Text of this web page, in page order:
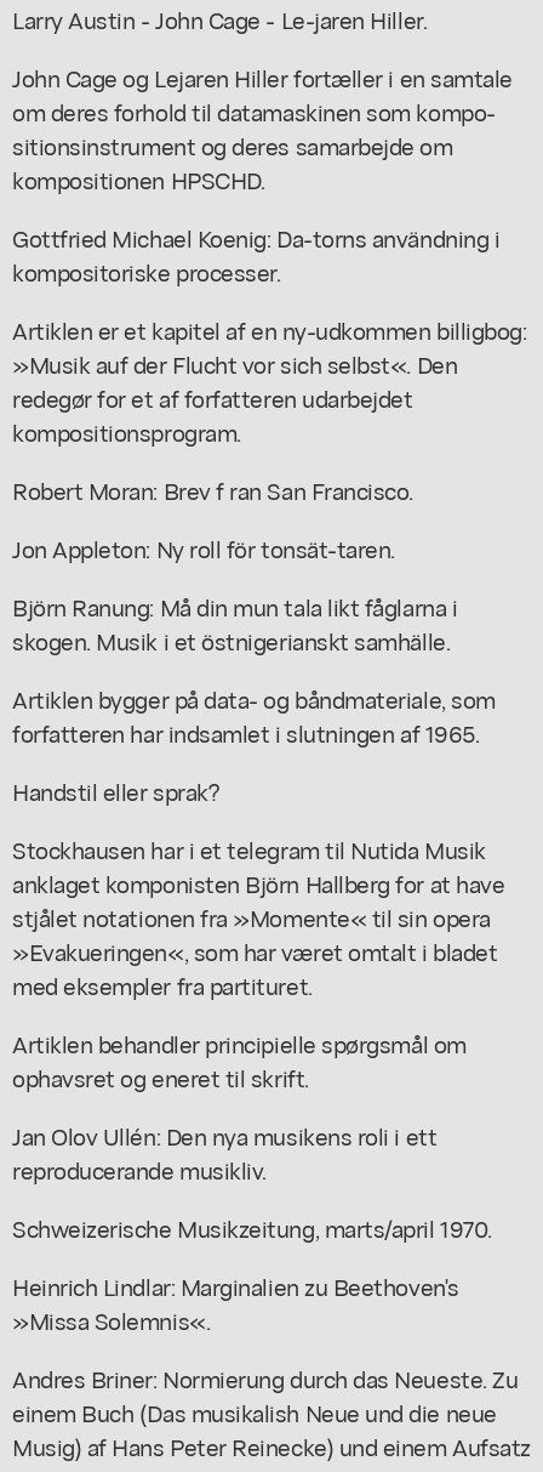
Larry Austin - John Cage - Le-jaren Hiller.
John Cage og Lejaren Hiller fortæller i en samtale
om deres forhold til datamaskinen som kompo-
sitionsinstrument og deres samarbejde om
kompositionen HPSCHD.
Gottfried Michael Koenig: Da-torns användning i
kompositoriske processer.
Artiklen er et kapitel af en ny-udkommen billigbog:
»Musik auf der Flucht vor sich selbst«. Den
redegør for et af forfatteren udarbejdet
kompositionsprogram.
Robert Moran: Brev f ran San Francisco.
Jon Appleton: Ny roll för tonsät-taren.
Björn Ranung: Må din mun tala likt fåglarna i
skogen. Musik i et östnigerianskt samhälle.
Artiklen bygger på data- og båndmateriale, som
forfatteren har indsamlet i slutningen af 1965.
Handstil eller sprak?
Stockhausen har i et telegram til Nutida Musik
anklaget komponisten Björn Hallberg for at have
stjålet notationen fra »Momente« til sin opera
»Evakueringen«, som har været omtalt i bladet
med eksempler fra partituret.
Artiklen behandler principielle spørgsmål om
ophavsret og eneret til skrift.
Jan Olov Ullén: Den nya musikens roli i ett
reproducerande musikliv.
Schweizerische Musikzeitung, marts/april 1970.
Heinrich Lindlar: Marginalien zu Beethoven's
»Missa Solemnis«.
Andres Briner: Normierung durch das Neueste. Zu
einem Buch (Das musikalish Neue und die neue
Musig) af Hans Peter Reinecke) und einem Aufsatz